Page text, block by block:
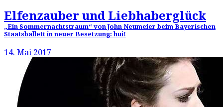
Elfenzauber und Liebhaberglück
„Ein Sommernachtstraum“ von John Neumeier beim Bayerischen
Staatsballett in neuer Besetzung: hui!
14. Mai 2017